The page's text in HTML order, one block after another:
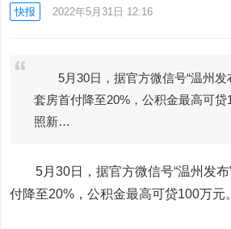
快报 2022年5月31日 12:16
5月30日，据官方微信号“温州发
套房首付降至20%，公积金最高
照新…
5月30日，据官方微信号“温州发布
付降至20%，公积金最高可贷100万元。